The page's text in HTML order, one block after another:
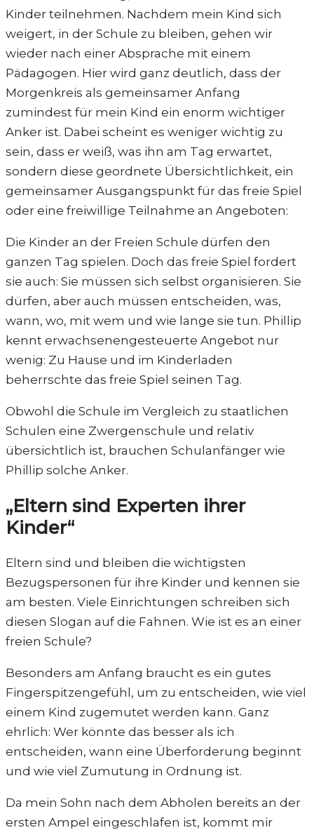
Kinder teilnehmen. Nachdem mein Kind sich
weigert, in der Schule zu bleiben, gehen wir
wieder nach einer Absprache mit einem
Pädagogen. Hier wird ganz deutlich, dass der
Morgenkreis als gemeinsamer Anfang
zumindest für mein Kind ein enorm wichtiger
Anker ist. Dabei scheint es weniger wichtig zu
sein, dass er weiß, was ihn am Tag erwartet,
sondern diese geordnete Übersichtlichkeit, ein
gemeinsamer Ausgangspunkt für das freie Spiel
oder eine freiwillige Teilnahme an Angeboten:
Die Kinder an der Freien Schule dürfen den
ganzen Tag spielen. Doch das freie Spiel fordert
sie auch: Sie müssen sich selbst organisieren. Sie
dürfen, aber auch müssen entscheiden, was,
wann, wo, mit wem und wie lange sie tun. Phillip
kennt erwachsenengesteuerte Angebot nur
wenig: Zu Hause und im Kinderladen
beherrschte das freie Spiel seinen Tag.
Obwohl die Schule im Vergleich zu staatlichen
Schulen eine Zwergenschule und relativ
übersichtlich ist, brauchen Schulanfänger wie
Phillip solche Anker.
„Eltern sind Experten ihrer
Kinder“
Eltern sind und bleiben die wichtigsten
Bezugspersonen für ihre Kinder und kennen sie
am besten. Viele Einrichtungen schreiben sich
diesen Slogan auf die Fahnen. Wie ist es an einer
freien Schule?
Besonders am Anfang braucht es ein gutes
Fingerspitzengefühl, um zu entscheiden, wie viel
einem Kind zugemutet werden kann. Ganz
ehrlich: Wer könnte das besser als ich
entscheiden, wann eine Überforderung beginnt
und wie viel Zumutung in Ordnung ist.
Da mein Sohn nach dem Abholen bereits an der
ersten Ampel eingeschlafen ist, kommt mir